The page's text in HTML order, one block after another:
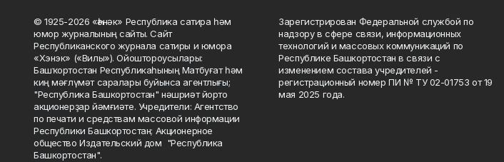
© 1925-2026 «Һәнәк» Республика сатира һәм
юмор журналының сайты. Сайт
Республиканского журнала сатиры и юмора
«Хэнэк» («Вилы»). Ойоштороусылары:
Башҡортостан Республикаһының Матбуғат һәм
киң мәғлүмәт саралары буйынса агентлығы;
"Республика Башкортостан" нәшриәт йорто
акционерҙар йәмғиәте. Учредители: Агентство
по печати и средствам массовой информации
Республики Башкортостан; Акционерное
общество Издательский дом "Республика
Башкортостан".
Зарегистрирован Федеральной службой по
надзору в сфере связи, информационных
технологий и массовых коммуникаций по
Республике Башкортостан в связи с
изменением состава учредителей -
регистрационный номер ПИ № ТУ 02-01753 от 19
мая 2025 года.